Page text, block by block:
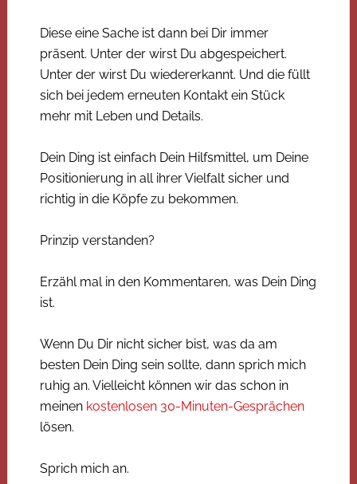
Diese eine Sache ist dann bei Dir immer
präsent. Unter der wirst Du abgespeichert.
Unter der wirst Du wiedererkannt. Und die füllt
sich bei jedem erneuten Kontakt ein Stück
mehr mit Leben und Details.
Dein Ding ist einfach Dein Hilfsmittel, um Deine
Positionierung in all ihrer Vielfalt sicher und
richtig in die Köpfe zu bekommen.
Prinzip verstanden?
Erzähl mal in den Kommentaren, was Dein Ding
ist.
Wenn Du Dir nicht sicher bist, was da am
besten Dein Ding sein sollte, dann sprich mich
ruhig an. Vielleicht können wir das schon in
meinen kostenlosen 30-Minuten-Gesprächen
lösen.
Sprich mich an.